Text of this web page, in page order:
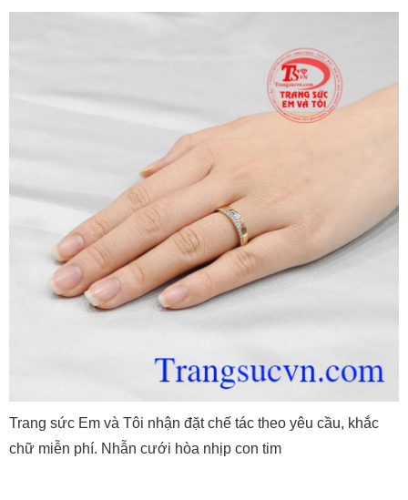
Trang sức Em và Tôi nhận đặt chế tác theo yêu cầu, khắc
chữ miễn phí. Nhẫn cưới hòa nhịp con tim